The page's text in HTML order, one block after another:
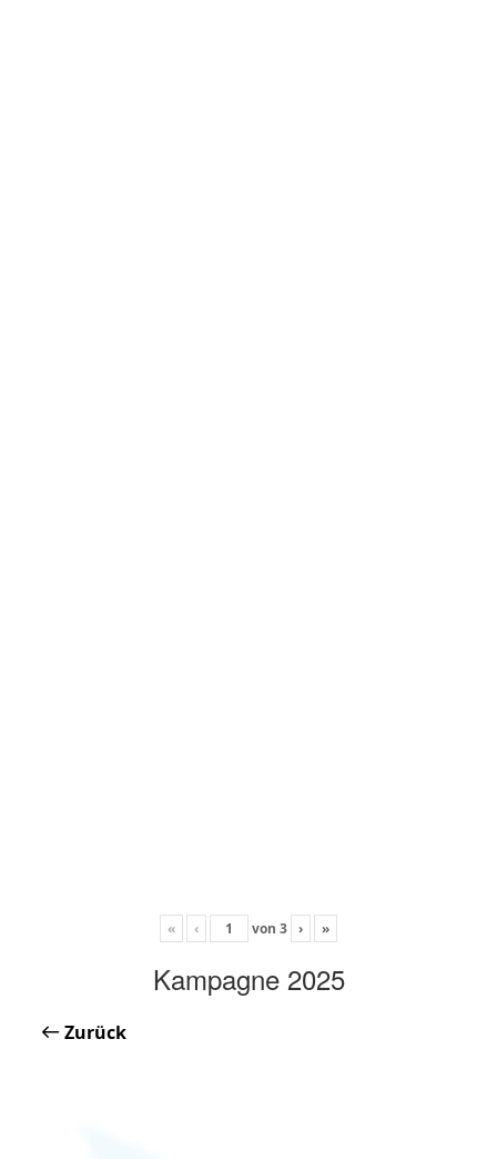
« ‹ von 3 › »
Kampagne 2025
Zurück